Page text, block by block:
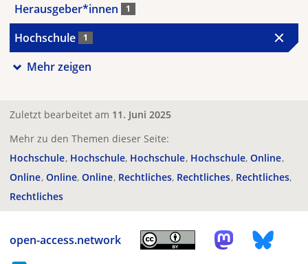
Herausgeber*innen 1
Hochschule 1
Mehr zeigen
Zuletzt bearbeitet am 11. Juni 2025
Mehr zu den Themen dieser Seite:
Hochschule Hochschule Hochschule Hochschule Online
Online Online Online Rechtliches Rechtliches Rechtliches
Rechtliches
open-access.network